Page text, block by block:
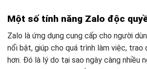
Một số tính năng Zalo độc
Zalo là ứng dụng cung cấp cho người
nổi bật, giúp cho quá trình làm việc, trao
hơn. Đó là lý do tại sao ngày càng nhiều